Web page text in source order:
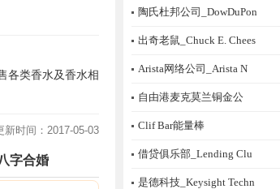
各类香水及香水相
新时间： 2017-05-03
字合婚
陶氏杜邦公司_DowDuPon
出奇老鼠_Chuck E. Chees
Arista网络公司_Arista N
自由港麦克莫兰铜金公
Clif Bar能量棒
借贷俱乐部_Lending Clu
是德科技_Keysight Techn